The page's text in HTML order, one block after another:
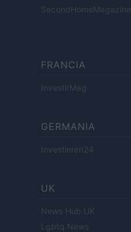
SecondHomeMagazine
FRANCIA
InvestirMag
GERMANIA
Investieren24
UK
News Hub UK
Lgbtq News